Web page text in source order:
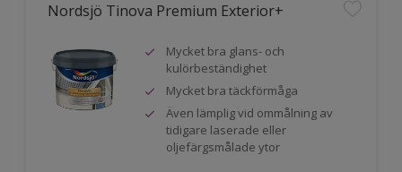
Nordsjö Tinova Premium Exterior+
Mycket bra glans- och
kulörbeständighet
Mycket bra täckförmåga
Även lämplig vid ommålning av
tidigare laserade eller
oljefärgsmålade ytor